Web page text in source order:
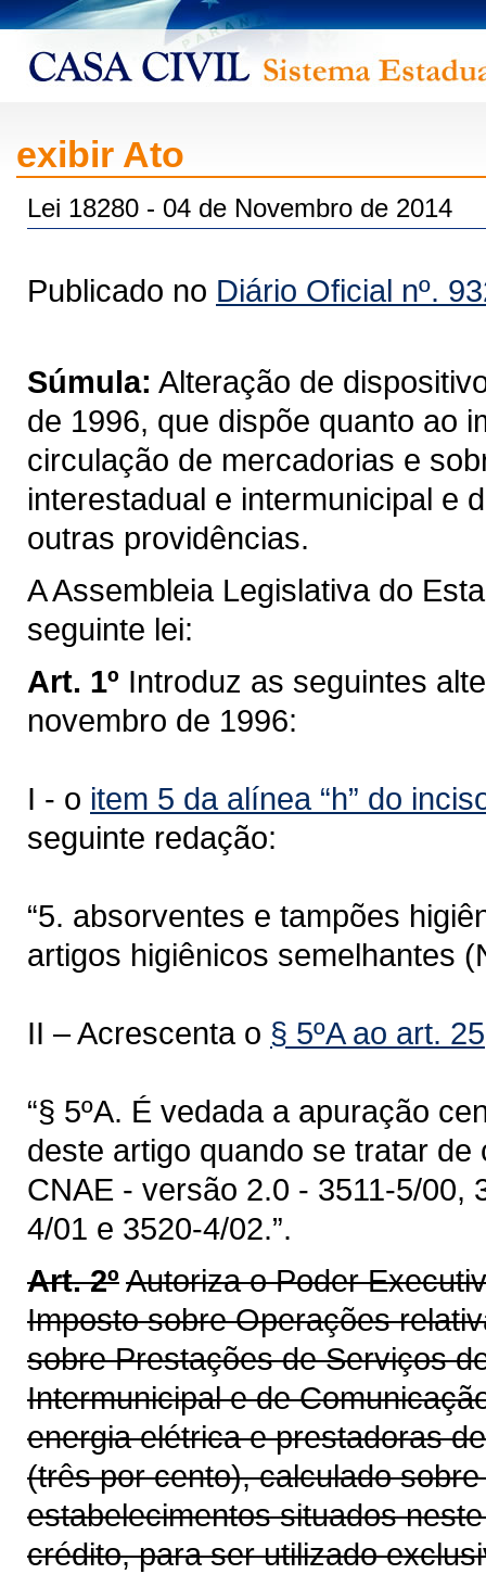
exibir Ato
Lei 18280 - 04 de Novembro de 2014
Publicado no Diário Oficial nº.
Súmula: Alteração de
de 1996, que dispõe quanto ao
circulação de mercadorias e
interestadual e intermunicipal e
outras providências.
A Assembleia Legislativa do
seguinte lei:
Art. 1º Introduz as seguintes
novembro de 1996:
I - o item 5 da alínea “h” do
seguinte redação:
“5. absorventes e tampões
artigos higiênicos semelhantes
II – Acrescenta o § 5ºA ao art. 25
“§ 5ºA. É vedada a apuração
deste artigo quando se tratar
CNAE - versão 2.0 - 3511-5/00,
4/01 e 3520-4/02.”.
Art. 2ºAutoriza o Poder
Imposto sobre Operações
sobre Prestações de Serviços
Intermunicipal e de
energia elétrica e prestadoras
(três por cento), calculado
estabelecimentos situados
crédito, para ser utilizado